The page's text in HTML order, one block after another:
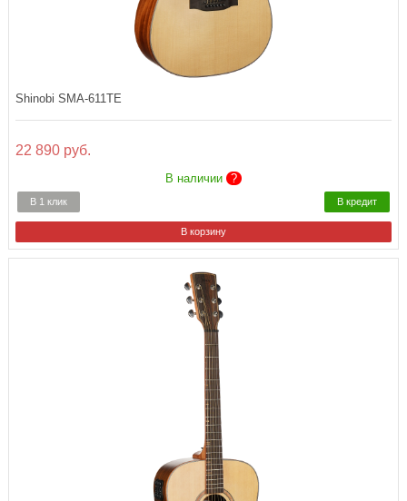
Shinobi SMA-611TE
22 890 руб.
В наличии ?
В 1 клик В кредит